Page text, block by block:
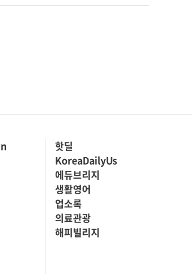
핫딜
KoreaDailyUs
에듀브리지
생활영어
업소록